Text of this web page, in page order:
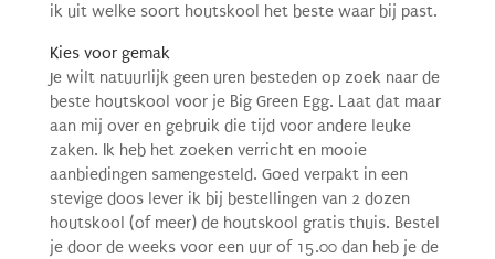
ik uit welke soort houtskool het beste waar bij past.
Kies voor gemak
Je wilt natuurlijk geen uren besteden op zoek naar de
beste houtskool voor je Big Green Egg. Laat dat maar
aan mij over en gebruik die tijd voor andere leuke
zaken. Ik heb het zoeken verricht en mooie
aanbiedingen samengesteld. Goed verpakt in een
stevige doos lever ik bij bestellingen van 2 dozen
houtskool (of meer) de houtskool gratis thuis. Bestel
je door de weeks voor een uur of 15.00 dan heb je de